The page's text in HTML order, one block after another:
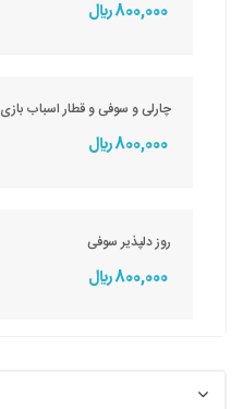
800,000 ريال
چارلی و سوفی و قطار اسباب بازی
800,000 ريال
روز دلپذیر سوفی
800,000 ريال